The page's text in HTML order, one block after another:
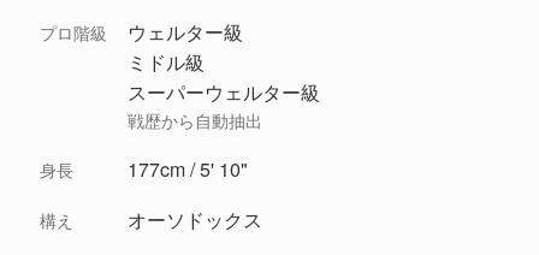
プロ階級
ウェルター級
ミドル級
スーパーウェルター級
戦歴から自動抽出
身長 177cm / 5' 10"
構え オーソドックス